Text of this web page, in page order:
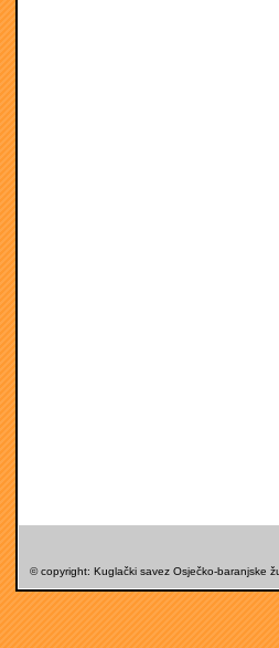
© copyright: Kuglački savez Osječko-baranjske